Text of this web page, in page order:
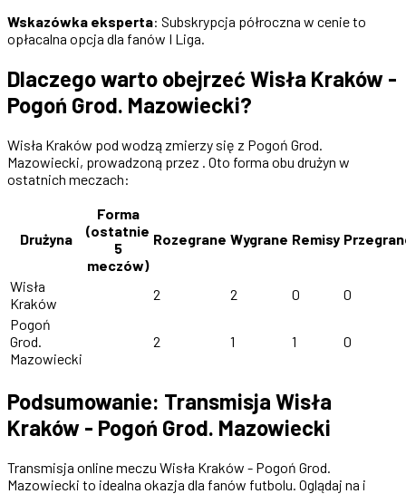
Wskazówka eksperta: Subskrypcja półroczna w cenie to
opłacalna opcja dla fanów I Liga.
Dlaczego warto obejrzeć Wisła Kraków -
Pogoń Grod. Mazowiecki?
Wisła Kraków pod wodzą zmierzy się z Pogoń Grod.
Mazowiecki, prowadzoną przez . Oto forma obu drużyn w
ostatnich meczach:
Drużyna
Forma
(ostatnie
5
meczów)
Rozegrane Wygrane Remisy
Wisła
Kraków
2 2 0
0
Pogoń
Grod.
Mazowiecki
2 1 1 0
Podsumowanie: Transmisja Wisła
Kraków - Pogoń Grod. Mazowiecki
Transmisja online meczu Wisła Kraków - Pogoń Grod.
Mazowiecki to idealna okazja dla fanów futbolu. Oglądaj na i